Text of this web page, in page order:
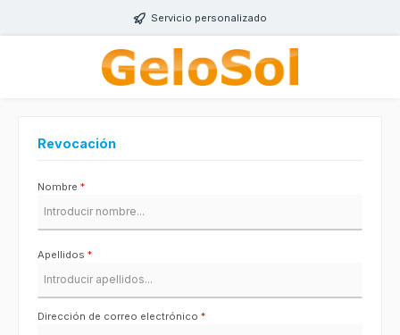
Saltar al contenido principalServicio personalizado
Revocación
Nombre *
Apellidos *
Dirección de correo electrónico *